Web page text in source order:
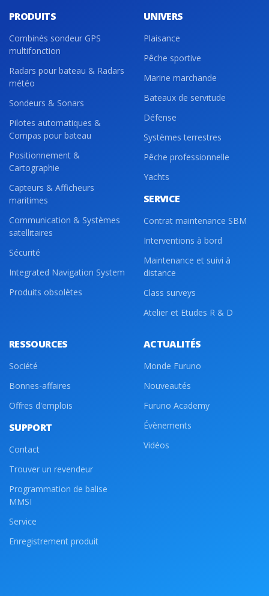
PRODUITS
Combinés sondeur GPS
multifonction
Radars pour bateau & Radars
météo
Sondeurs & Sonars
Pilotes automatiques &
Compas pour bateau
Positionnement &
Cartographie
Capteurs & Afficheurs
maritimes
Communication & Systèmes
satellitaires
Sécurité
Integrated Navigation System
Produits obsolètes
UNIVERS
Plaisance
Pêche sportive
Marine marchande
Bateaux de servitude
Défense
Systèmes terrestres
Pêche professionnelle
Yachts
SERVICE
Contrat maintenance SBM
Interventions à bord
Maintenance et suivi à
distance
Class surveys
Atelier et Etudes R & D
RESSOURCES
Société
Bonnes-affaires
Offres d'emplois
SUPPORT
Contact
Trouver un revendeur
Programmation de balise
MMSI
Service
Enregistrement produit
ACTUALITÉS
Monde Furuno
Nouveautés
Furuno Academy
Évènements
Vidéos